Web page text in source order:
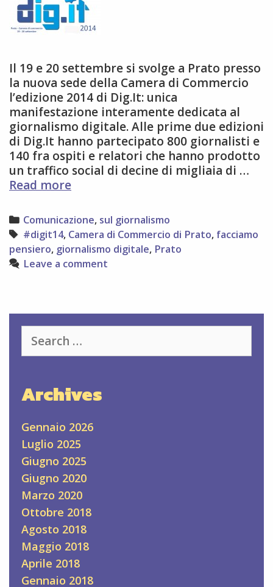
Il 19 e 20 settembre si svolge a Prato presso
la nuova sede della Camera di Commercio
l’edizione 2014 di Dig.It: unica
manifestazione interamente dedicata al
giornalismo digitale. Alle prime due edizioni
di Dig.It hanno partecipato 800 giornalisti e
140 fra ospiti e relatori che hanno prodotto
un traffico social di decine di migliaia di …
Read moreSAVETHEDATE
20
settembre
#digit14
Categories
Comunicazione, sul giornalismo
Tags
#digit14, Camera di Commercio di Prato, facciamo
pensiero, giornalismo digitale, Prato
Leave a comment
for:
Archives
Gennaio 2026
Luglio 2025
Giugno 2025
Giugno 2020
Marzo 2020
Ottobre 2018
Agosto 2018
Maggio 2018
Aprile 2018
Gennaio 2018